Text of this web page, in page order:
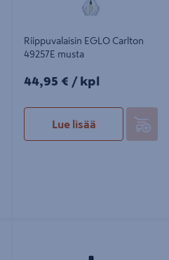
Riippuvalaisin EGLO Carlton
49257E musta
44,95€/kpl
44,95 € / kpl
Lue lisää